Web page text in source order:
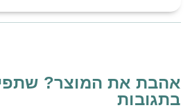
אהבת את המוצר? שתפי
בתגובות